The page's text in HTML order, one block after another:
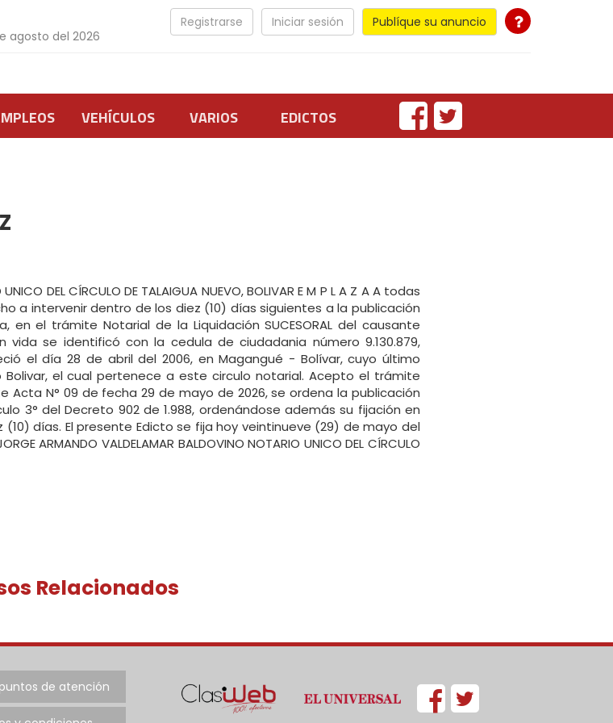
agosto del 2026
Publíque su anuncio
Iniciar sesión
Registrarse
VEHÍCULOS VARIOS EDICTOS
DEL CÍRCULO DE TALAIGUA NUEVO, BOLIVAR E M P L A Z A A todas
a intervenir dentro de los diez (10) días siguientes a la publicación
en el trámite Notarial de la Liquidación SUCESORAL del causante
en vida se identificó con la cedula de ciudadania número 9.130.879,
el día 28 de abril del 2006, en Magangué - Bolívar, cuyo último
Bolivar, el cual pertenece a este circulo notarial. Acepto el trámite
N° 09 de fecha 29 de mayo de 2026, se ordena la publicación
3° del Decreto 902 de 1.988, ordenándose además su fijación en
días. El presente Edicto se fija hoy veintinueve (29) de mayo del
ARMANDO VALDELAMAR BALDOVINO NOTARIO UNICO DEL CÍRCULO
Relacionados
de atención